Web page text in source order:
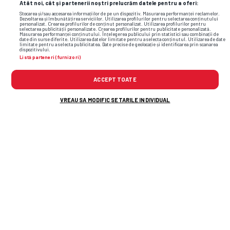
Atât noi, cât și partenerii noștri prelucrăm datele pentru a oferi:
Stocarea și/sau accesarea informațiilor de pe un dispozitiv. Măsurarea performanței reclamelor.
Dezvoltarea și îmbunătățirea serviciilor. Utilizarea profilurilor pentru selectarea conținutului
personalizat. Crearea profilurilor de conținut personalizat. Utilizarea profilurilor pentru
selectarea publicității personalizate. Crearea profilurilor pentru publicitate personalizată.
Măsurarea performanței conținutului. Înțelegerea publicului prin statistici sau combinații de
date din surse diferite. Utilizarea datelor limitate pentru a selecta conținutul. Utilizarea de date
limitate pentru a selecta publicitatea. Date precise de geolocație și identificarea prin scanarea
dispozitivului.
Listă parteneri (furnizori)
ACCEPT TOATE
VREAU SA MODIFIC SETARILE INDIVIDUAL